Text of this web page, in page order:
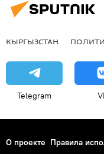
КЫРГЫЗСТАН
Telegram
О проекте Правила